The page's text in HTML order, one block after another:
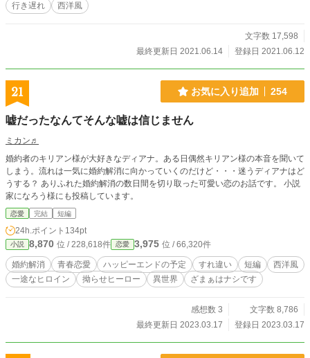
行き遅れ
西洋風
文字数 17,598
最終更新日 2021.06.14
登録日 2021.06.12
21 お気に入り追加 254
嘘だったなんてそんな嘘は信じません
ミカン♬
婚約者のキリアン様が大好きなディアナ。ある日偶然キリアン様の本音を聞いて
しまう。流れは一気に婚約解消に向かっていくのだけど・・・迷うディアナはど
うする？ ありふれた婚約解消の数日間を切り取った可愛い恋のお話です。 小説
家になろう様にも投稿しています。
恋愛 完結 短編
24h.ポイント 134pt
小説 8,870 位 / 228,618件 恋愛 3,975 位 / 66,320件
婚約解消 青春恋愛 ハッピーエンドの予定 すれ違い 短編
西洋風
一途なヒロイン
拗らせヒーロー 異世界 ざまぁはナシです
感想数 3
文字数 8,786
最終更新日 2023.03.17
登録日 2023.03.17